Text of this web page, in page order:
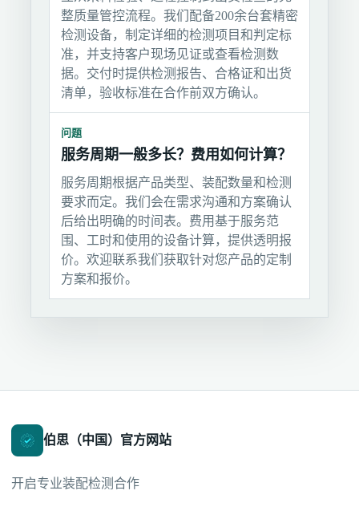
整质量管控流程。我们配备200余台套精密
检测设备，制定详细的检测项目和判定标
准，并支持客户现场见证或查看检测数
据。交付时提供检测报告、合格证和出货
清单，验收标准在合作前双方确认。
问题
服务周期一般多长？费用如何计算？
服务周期根据产品类型、装配数量和检测
要求而定。我们会在需求沟通和方案确认
后给出明确的时间表。费用基于服务范
围、工时和使用的设备计算，提供透明报
价。欢迎联系我们获取针对您产品的定制
方案和报价。
伯思（中国）官方网站
开启专业装配检测合作